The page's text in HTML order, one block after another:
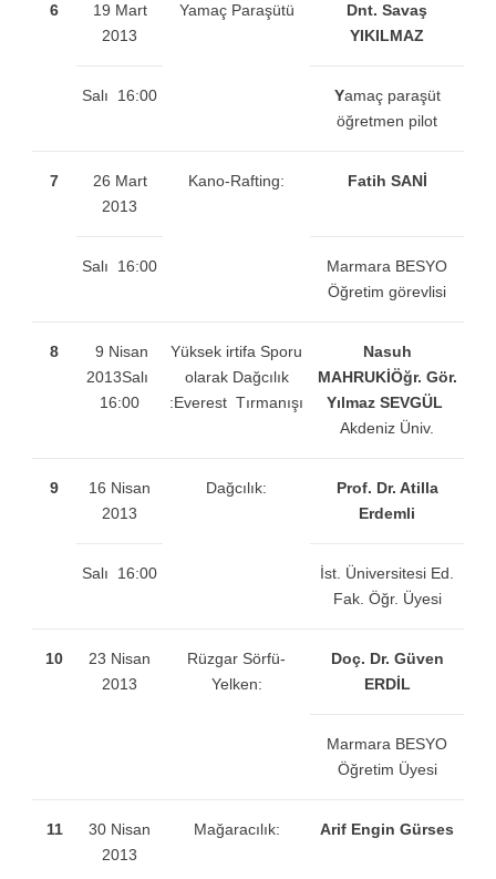
6
19 Mart
2013
Yamaç Paraşütü
Dnt. Savaş
YIKILMAZ
Salı 16:00 Yamaç paraşüt
öğretmen pilot
7
26 Mart
2013
Kano-Rafting: Fatih SANİ
Salı 16:00
Marmara BESYO
Öğretim görevlisi
8
9 Nisan
2013Salı
16:00
Yüksek irtifa Sporu
olarak Dağcılık
:Everest Tırmanışı
Nasuh
MAHRUKİÖğr. Gör.
Yılmaz SEVGÜL
Akdeniz Üniv.
9
16 Nisan
2013
Dağcılık:
Prof. Dr. Atilla
Erdemli
Salı 16:00
İst. Üniversitesi Ed.
Fak. Öğr. Üyesi
10
23 Nisan
2013
Rüzgar Sörfü-
Yelken:
Doç. Dr. Güven
ERDİL
Marmara BESYO
Öğretim Üyesi
11
30 Nisan
2013
Mağaracılık: Arif Engin Gürses